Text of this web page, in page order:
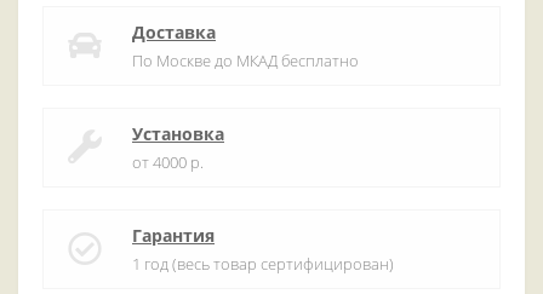
Доставка
По Москве до МКАД бесплатно
Установка
от 4000 р.
Гарантия
1 год (весь товар сертифицирован)